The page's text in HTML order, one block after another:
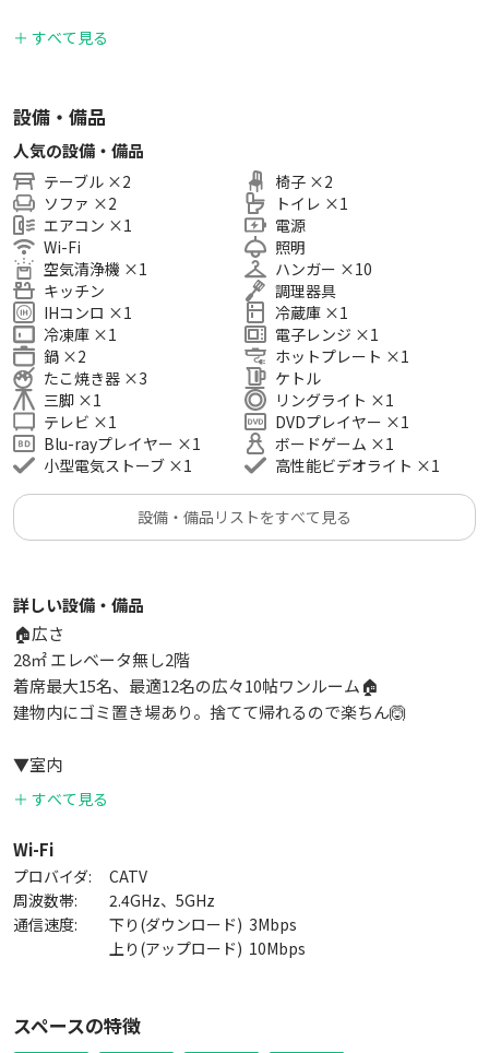
直線に並んだテーブルと対面ソファは、みんなで食事を囲んで
ーにもよくご利用いただいています🍰
当スペースのポイント(｡☌ᴗ☌｡)🎀
🚶‍♀️池袋駅 徒歩2分
🗑 建物内ゴミ捨てOK（無料）
📺 50㌅の大画面で Netflix、Youtubeなど動画見放題
※ゲストご自身のアカウントでログインいただきご視聴くださ
い
📀DVD／BDプレイヤーで映画上映会
🐕わんわん！宇宙犬プラネタリウム
✨高機能空気清浄機
😊小型電気ストーブ
🍴周辺情報
・デイリーヤマザキ、ミニストップ、キャン★ドゥすぐ
・タピオカ専門店アルパカ茶屋すぐ
・UberEats、テイクアウト多数
＃飲み会 ＃女子会 ＃誕生日会 ＃推し会 ＃推し活 ＃誕生祭 ＃本
人不在の誕生日会 ＃オフ会 ＃ママ会 ＃スポーツ観戦 ＃オフサ
イトミーティング ＃撮影会 ＃ポートレート ＃コスプレ撮影 ＃
結婚式二次会 ＃忘年会 ＃新年会 ＃歓迎会 ＃送別会
＋ すべて見る
設備・備品
人気の設備・備品
テーブル ×2
ソファ ×2
エアコン ×1
Wi-Fi
空気清浄機 ×1
キッチン
IHコンロ ×1
冷凍庫 ×1
鍋 ×2
たこ焼き器 ×3
三脚 ×1
テレビ ×1
Blu-rayプレイヤー ×1
小型電気ストーブ ×1
椅子 ×2
トイレ ×1
電源
照明
ハンガー ×10
調理器具
冷蔵庫 ×1
電子レンジ ×1
ホットプレート ×1
ケトル
リングライト ×1
DVDプレイヤー ×1
ボードゲーム ×1
高性能ビデオライト ×1
設備・備品リストをすべて見る
詳しい設備・備品
🏠広さ
28㎡ エレベータ無し2階
着席最大15名、最適12名の広々10帖ワンルーム🏠
建物内にゴミ置き場あり。捨てて帰れるので楽ちん🙆
▼室内
居室・キッチン・トイレ
シャワー利用不可
▼ごみステーション
建物内1F（郵便受け横）
①可燃ごみ②ビン・カン・ペットボトルの２つに分別してゴミ
▼設備/備品
＋ すべて見る
Wi-Fi
プロバイダ:
CATV
周波数帯:
2.4GHz、5GHz
通信速度:
下り(ダウンロード) 3Mbps
上り(アップロード) 10Mbps
スペースの特徴